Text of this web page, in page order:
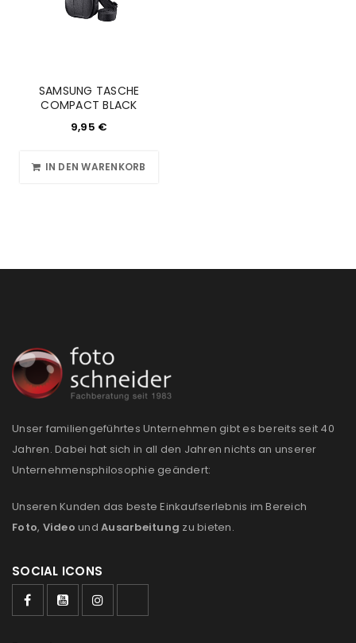
SAMSUNG TASCHE
COMPACT BLACK
9,95 €
IN DEN WARENKORB
Unser familiengeführtes Unternehmen gibt es bereits seit 40
Jahren. Dabei hat sich in all den Jahren nichts an unserer
Unternehmensphilosophie geändert:
Unseren Kunden das beste Einkaufserlebnis im Bereich
Foto, Video und Ausarbeitung zu bieten.
SOCIAL ICONS